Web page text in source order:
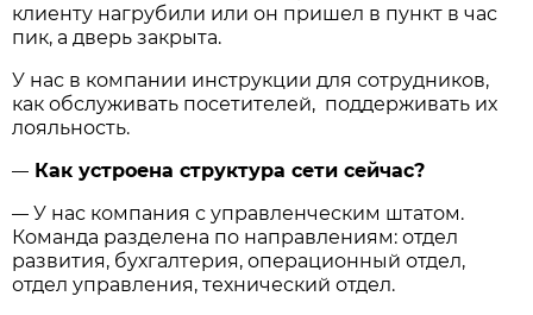
клиенту нагрубили или он пришел в пункт в час
пик, а дверь закрыта.
У нас в компании инструкции для сотрудников,
как обслуживать посетителей, поддерживать их
лояльность.
— Как устроена структура сети сейчас?
— У нас компания с управленческим штатом.
Команда разделена по направлениям: отдел
развития, бухгалтерия, операционный отдел,
отдел управления, технический отдел.